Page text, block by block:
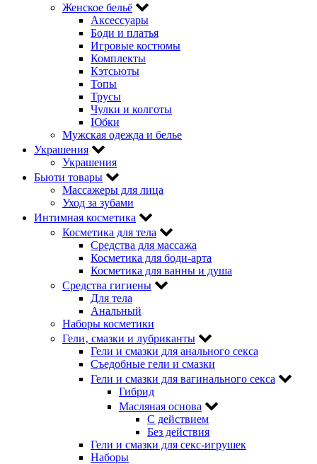
Женское бельё
Аксессуары
Боди и платья
Игровые костюмы
Комплекты
Кэтсьюты
Топы
Трусы
Чулки и колготы
Юбки
Мужская одежда и белье
Украшения
Украшения
Бьюти товары
Массажеры для лица
Уход за зубами
Интимная косметика
Косметика для тела
Средства для массажа
Косметика для боди-арта
Косметика для ванны и душа
Средства гигиены
Для тела
Анальный
Наборы косметики
Гели‚ смазки и лубриканты
Гели и смазки для анального секса
Съедобные гели и смазки
Гели и смазки для вагинального секса
Гибрид
Масляная основа
С действием
Без действия
Гели и смазки для секс-игрушек
Наборы